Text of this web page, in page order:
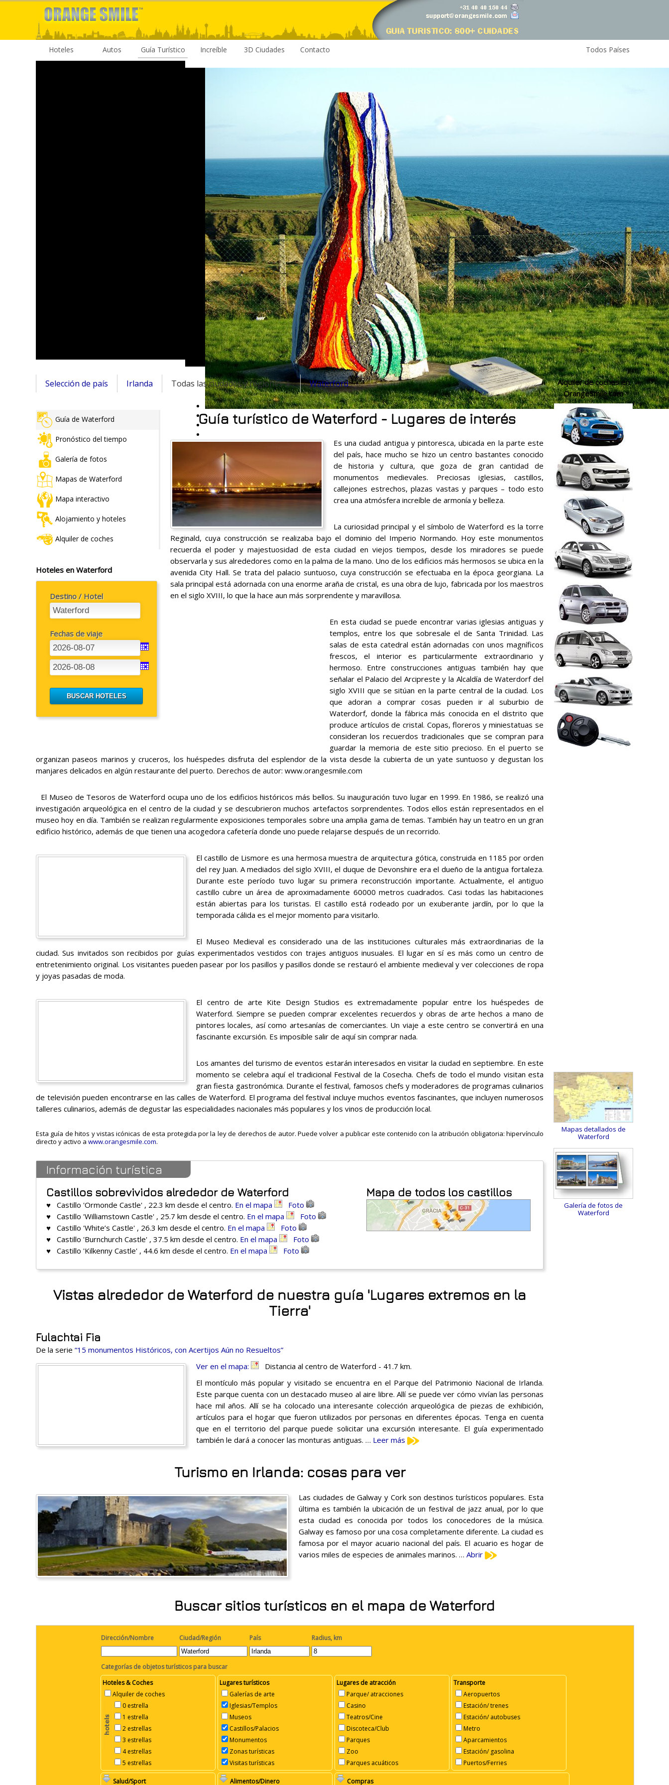
Hoteles Autos Guía Turístico Increíble 3D Ciudades Contacto Todos Países
Selección de país Irlanda Todas las ciudades y regiones ⇓ Waterford
Guía de Waterford
Pronóstico del tiempo
Galería de fotos
Mapas de Waterford
Mapa interactivo
Alojamiento y hoteles
Alquiler de coches
Hoteles en Waterford
Destino / Hotel
Fechas de viaje
Guía turístico de Waterford - Lugares de interés
Es una ciudad antigua y pintoresca, ubicada en la parte este
del país, hace mucho se hizo un centro bastantes conocido
de historia y cultura, que goza de gran cantidad de
monumentos medievales. Preciosas iglesias, castillos,
callejones estrechos, plazas vastas y parques – todo esto
crea una atmósfera increíble de armonía y belleza.
La curiosidad principal y el símbolo de Waterford es la torre
Reginald, cuya construcción se realizaba bajo el dominio del Imperio Normando. Hoy este monumentos
recuerda el poder y majestuosidad de esta ciudad en viejos tiempos, desde los miradores se puede
observarla y sus alrededores como en la palma de la mano. Uno de los edificios más hermosos se ubica en la
avenida City Hall. Se trata del palacio suntuoso, cuya construcción se efectuaba en la época georgiana. La
sala principal está adornada con una enorme araña de cristal, es una obra de lujo, fabricada por los maestros
en el siglo XVIII, lo que la hace aun más sorprendente y maravillosa.
En esta ciudad se puede encontrar varias iglesias antiguas y
templos, entre los que sobresale el de Santa Trinidad. Las
salas de esta catedral están adornadas con unos magníficos
frescos, el interior es particularmente extraordinario y
hermoso. Entre construcciones antiguas también hay que
señalar el Palacio del Arcipreste y la Alcaldía de Waterdorf del
siglo XVIII que se sitúan en la parte central de la ciudad. Los
que adoran a comprar cosas pueden ir al suburbio de
Waterdorf, donde la fábrica más conocida en el distrito que
produce artículos de cristal. Copas, floreros y miniestatuas se
consideran los recuerdos tradicionales que se compran para
guardar la memoria de este sitio precioso. En el puerto se
organizan paseos marinos y cruceros, los huéspedes disfruta del esplendor de la vista desde la cubierta de un yate suntuoso y degustan los
manjares delicados en algún restaurante del puerto. Derechos de autor: www.orangesmile.com
El Museo de Tesoros de Waterford ocupa uno de los edificios históricos más bellos. Su inauguración tuvo lugar en 1999. En 1986, se realizó una
investigación arqueológica en el centro de la ciudad y se descubrieron muchos artefactos sorprendentes. Todos ellos están representados en el
museo hoy en día. También se realizan regularmente exposiciones temporales sobre una amplia gama de temas. También hay un teatro en un gran
edificio histórico, además de que tienen una acogedora cafetería donde uno puede relajarse después de un recorrido.
El castillo de Lismore es una hermosa muestra de arquitectura gótica, construida en 1185 por orden
del rey Juan. A mediados del siglo XVIII, el duque de Devonshire era el dueño de la antigua fortaleza.
Durante este período tuvo lugar su primera reconstrucción importante. Actualmente, el antiguo
castillo cubre un área de aproximadamente 60000 metros cuadrados. Casi todas las habitaciones
están abiertas para los turistas. El castillo está rodeado por un exuberante jardín, por lo que la
temporada cálida es el mejor momento para visitarlo.
El Museo Medieval es considerado una de las instituciones culturales más extraordinarias de la
ciudad. Sus invitados son recibidos por guías experimentados vestidos con trajes antiguos inusuales. El lugar en sí es más como un centro de
entretenimiento original. Los visitantes pueden pasear por los pasillos y pasillos donde se restauró el ambiente medieval y ver colecciones de ropa
y joyas pasadas de moda.
El centro de arte Kite Design Studios es extremadamente popular entre los huéspedes de
Waterford. Siempre se pueden comprar excelentes recuerdos y obras de arte hechos a mano de
pintores locales, así como artesanías de comerciantes. Un viaje a este centro se convertirá en una
fascinante excursión. Es imposible salir de aquí sin comprar nada.
Los amantes del turismo de eventos estarán interesados en visitar la ciudad en septiembre. En este
momento se celebra aquí el tradicional Festival de la Cosecha. Chefs de todo el mundo visitan esta
gran fiesta gastronómica. Durante el festival, famosos chefs y moderadores de programas culinarios
de televisión pueden encontrarse en las calles de Waterford. El programa del festival incluye muchos eventos fascinantes, que incluyen numerosos
talleres culinarios, además de degustar las especialidades nacionales más populares y los vinos de producción local.
Esta guía de hitos y vistas icónicas de esta protegida por la ley de derechos de autor. Puede volver a publicar este contenido con la atribución obligatoria: hipervínculo
directo y activo a www.orangesmile.com.
Información turística
Mapa de todos los castillos
Castillos sobrevividos alrededor de Waterford
♥ Castillo 'Ormonde Castle' , 22.3 km desde el centro. En el mapa
Foto
♥ Castillo 'Williamstown Castle' , 25.7 km desde el centro. En el mapa
Foto
♥ Castillo 'White’s Castle' , 26.3 km desde el centro. En el mapa
Foto
♥ Castillo 'Burnchurch Castle' , 37.5 km desde el centro. En el mapa
Foto
♥ Castillo 'Kilkenny Castle' , 44.6 km desde el centro. En el mapa Foto
Vistas alrededor de Waterford de nuestra guía 'Lugares extremos en la
Tierra'
Fulachtai Fia
De la serie “15 monumentos Históricos, con Acertijos Aún no Resueltos”
Ver en el mapa:
Distancia al centro de Waterford - 41.7 km.
El montículo más popular y visitado se encuentra en el Parque del Patrimonio Nacional de Irlanda.
Este parque cuenta con un destacado museo al aire libre. Allí se puede ver cómo vivían las personas
hace mil años. Allí se ha colocado una interesante colección arqueológica de piezas de exhibición,
artículos para el hogar que fueron utilizados por personas en diferentes épocas. Tenga en cuenta
que en el territorio del parque puede solicitar una excursión interesante. El guía experimentado
también le dará a conocer las monturas antiguas. … Leer más
Turismo en Irlanda: cosas para ver
Las ciudades de Galway y Cork son destinos turísticos populares. Esta
última es también la ubicación de un festival de jazz anual, por lo que
esta ciudad es conocida por todos los conocedores de la música.
Galway es famoso por una cosa completamente diferente. La ciudad es
famosa por el mayor acuario nacional del país. El acuario es hogar de
varios miles de especies de animales marinos. … Abrir
Alquiler de coches en
OrangeSmile.com
Mapas detallados de
Waterford
Galería de fotos de
Waterford
Buscar sitios turísticos en el mapa de Waterford
Dirección/Nombre Ciudad/Región País Radius, km
Categorías de objetos turísticos para buscar
Hoteles & Coches
Alquiler de coches
0 estrella
1 estrella
2 estrellas
3 estrellas
4 estrellas
5 estrellas
Lugares turísticos
Galerías de arte
Iglesias/Templos
Museos
Castillos/Palacios
Monumentos
Zonas turísticas
Visitas turísticas
Lugares de atracción
Parque/ atracciones
Casino
Teatros/Cine
Discoteca/Club
Parques
Zoo
Parques acuáticos
Transporte
Aeropuertos
Estación/ trenes
Estación/ autobuses
Metro
Aparcamientos
Estación/ gasolina
Puertos/Ferries
Salud/Sport Alimentos/Dinero Compras